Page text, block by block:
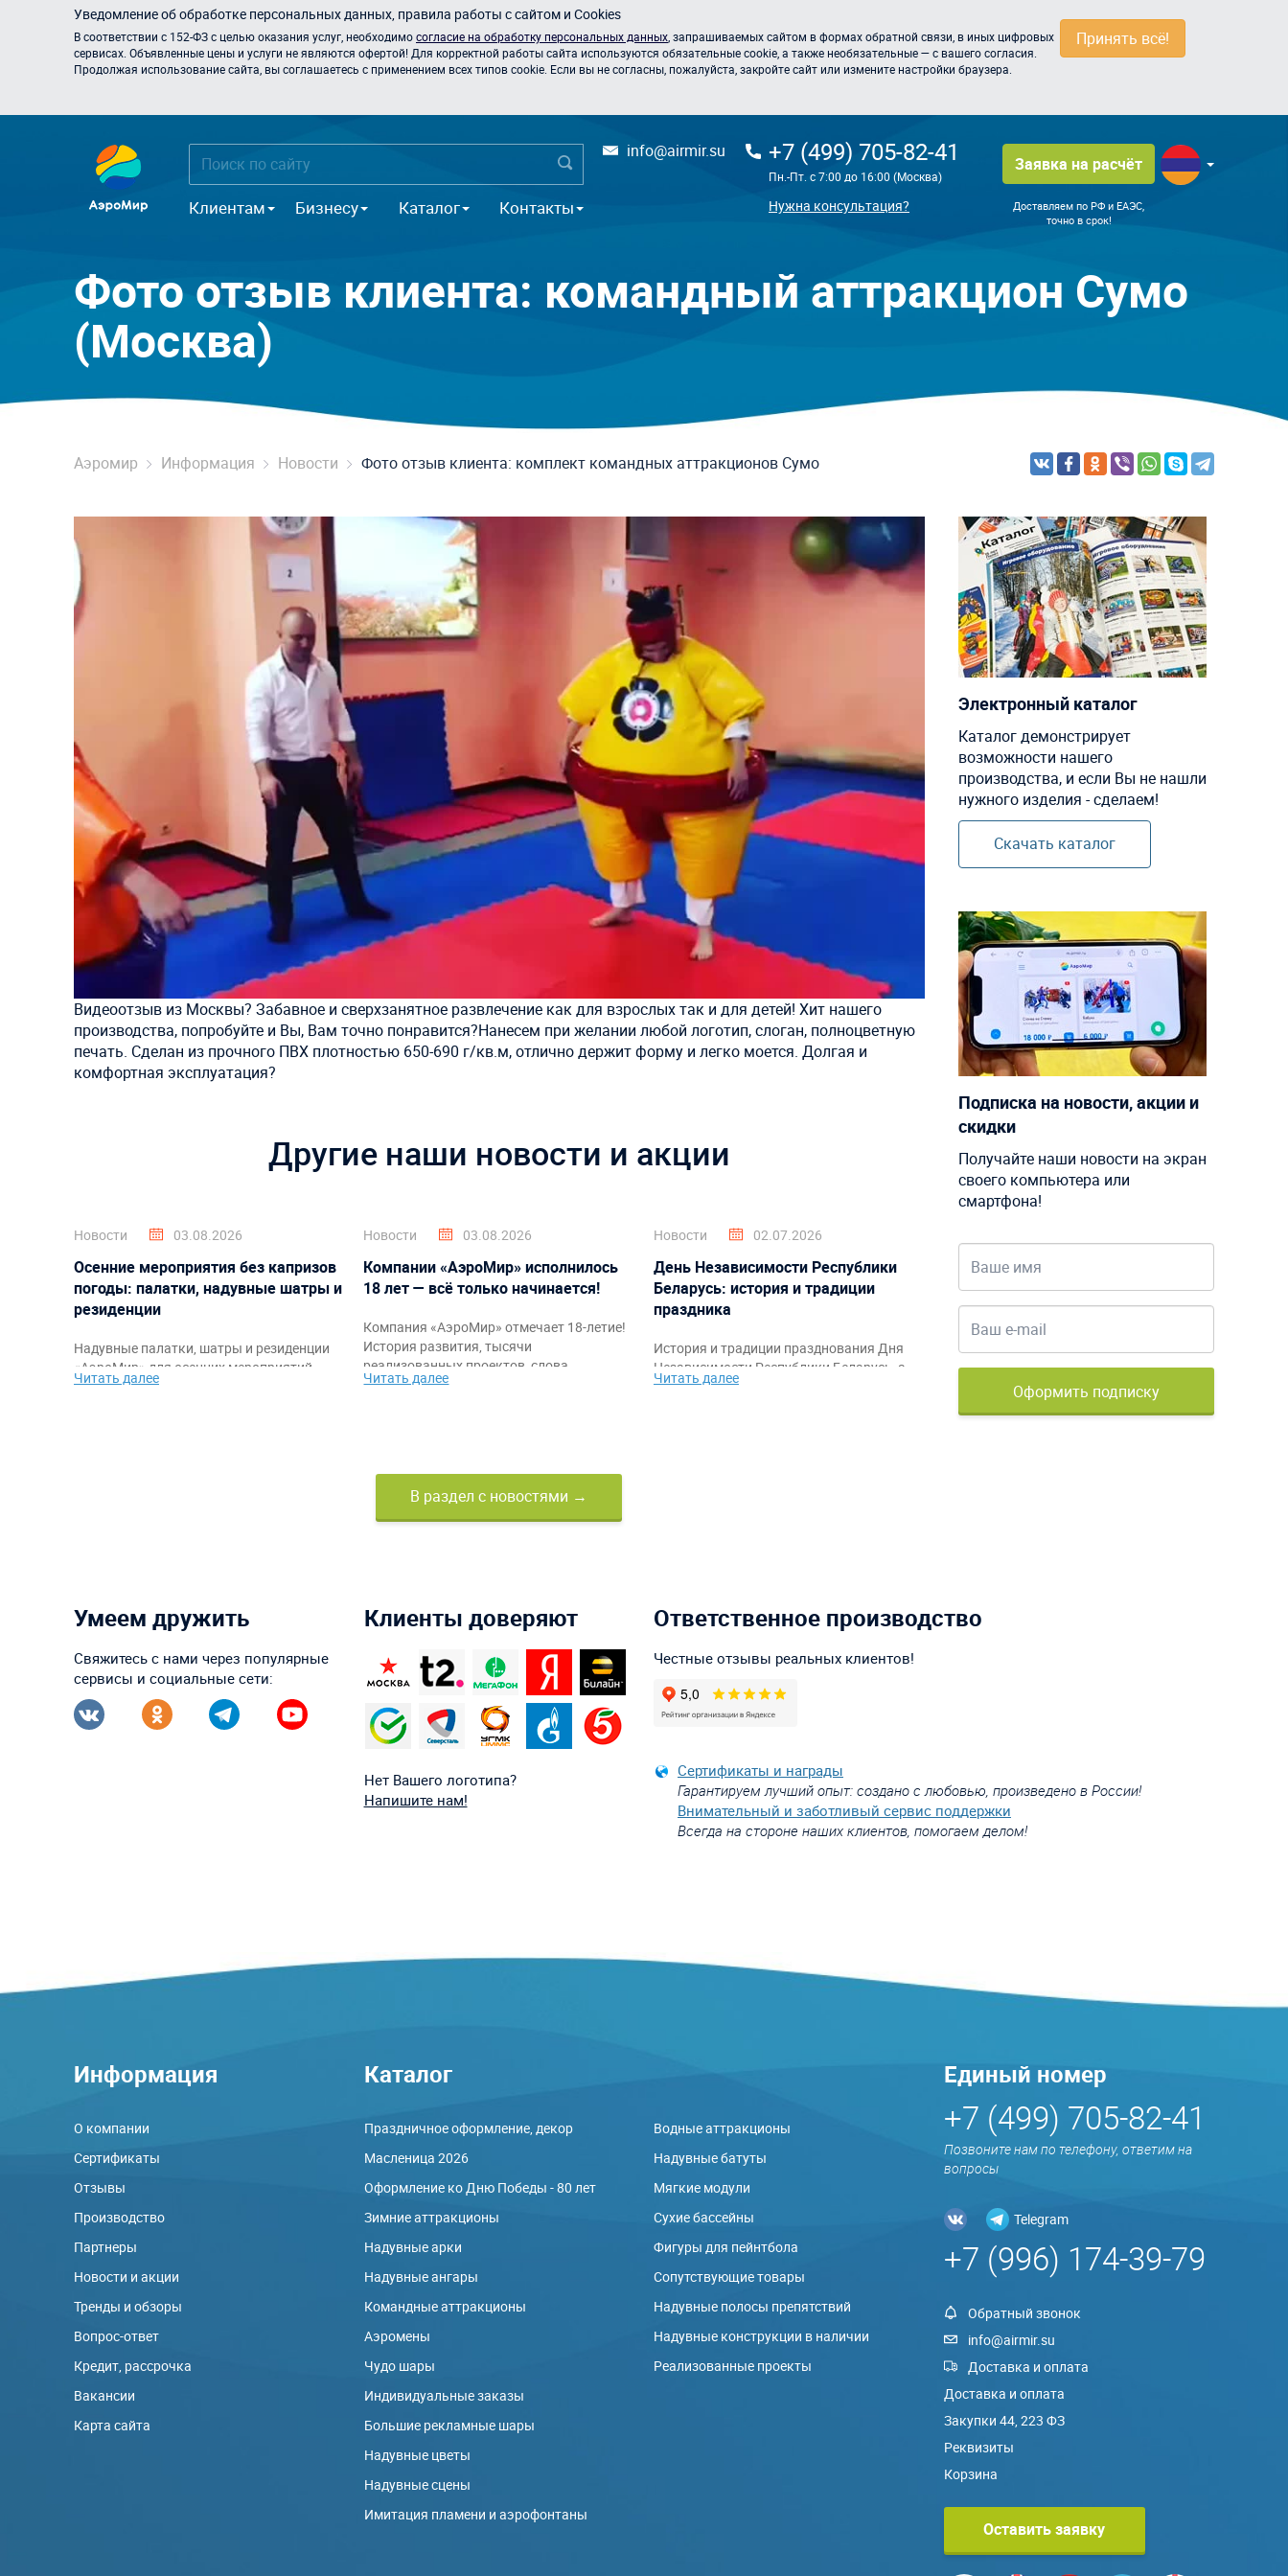
Принять всё!
Уведомление об обработке персональных данных, правила работы с сайтом и Cookies
В соответствии с 152-ФЗ с целью оказания услуг, необходимосогласие на обработку персональных данных , запрашиваемых сайтом в формах обратной связи, в иных цифровых
сервисах. Объявленные цены и услуги не являются офертой! Для корректной работы сайта используются обязательные cookie, а также необязательные — с вашего согласия.
Продолжая использование сайта, вы соглашаетесь с применением всех типов cookie. Если вы не согласны, пожалуйста, закройте сайт или измените настройки браузера.
Клиентам Бизнесу Каталог Контакты
info@airmir.su +7 (499) 705-82-41
Пн.-Пт. с 7:00 до 16:00 (Москва)
Нужна консультация?
Заявка на расчёт
Доставляем по РФ и ЕАЭС,
точно в срок!
Фото отзыв клиента: командный аттракцион Сумо
(Москва)
Аэромир Информация Новости Фото отзыв клиента: комплект командных аттракционов Сумо
Видеоотзыв из Москвы? Забавное и сверхзанятное развлечение как для взрослых так и для детей! Хит нашего
производства, попробуйте и Вы, Вам точно понравится?Нанесем при желании любой логотип, слоган, полноцветную
печать. Сделан из прочного ПВХ плотностью 650-690 г/кв.м, отлично держит форму и легко моется. Долгая и
комфортная эксплуатация?
Другие наши новости и акции
Новости 03.08.2026
Осенние мероприятия без капризов
погоды: палатки, надувные шатры и
резиденции
Надувные палатки, шатры и резиденции
«АэроМир» для осенних мероприятий,
фестивалей, корпоративов, спортивных
Читать далее
Новости 03.08.2026
Компании «АэроМир» исполнилось
18 лет — всё только начинается!
Компания «АэроМир» отмечает 18-летие!
История развития, тысячи
реализованных проектов, слова
благодарности клиентам, партнёрам и
Читать далее
Новости 02.07.2026
День Независимости Республики
Беларусь: история и традиции
праздника
История и традиции празднования Дня
Независимости Республики Беларусь, а
также идеи тематического оформления
Читать далее
В раздел с новостями →
Электронный каталог
Каталог демонстрирует
возможности нашего
производства, и если Вы не нашли
нужного изделия - сделаем!
Скачать каталог
Подписка на новости, акции и
скидки
Получайте наши новости на экран
своего компьютера или
смартфона!
Оформить подписку
Умеем дружить
Свяжитесь с нами через популярные
сервисы и социальные сети:
Клиенты доверяют
Нет Вашего логотипа?
Напишите нам!
Ответственное производство
Честные отзывы реальных клиентов!
Сертификаты и награды
Гарантируем лучший опыт: создано с любовью, произведено в России!
Внимательный и заботливый сервис поддержки
Всегда на стороне наших клиентов, помогаем делом!
Информация
О компании
Сертификаты
Отзывы
Производство
Партнеры
Новости и акции
Тренды и обзоры
Вопрос-ответ
Кредит, рассрочка
Вакансии
Карта сайта
Каталог
Праздничное оформление, декор
Масленица 2026
Оформление ко Дню Победы - 80 лет
Зимние аттракционы
Надувные арки
Надувные ангары
Командные аттракционы
Аэромены
Чудо шары
Индивидуальные заказы
Большие рекламные шары
Надувные цветы
Надувные сцены
Имитация пламени и аэрофонтаны
Водные аттракционы
Надувные батуты
Мягкие модули
Сухие бассейны
Фигуры для пейнтбола
Сопутствующие товары
Надувные полосы препятствий
Надувные конструкции в наличии
Реализованные проекты
Единый номер
+7 (499) 705-82-41
Позвоните нам по телефону, ответим на
вопросы
Telegram
+7 (996) 174-39-79
Обратный звонок
info@airmir.su
Доставка и оплата
Доставка и оплата
Закупки 44, 223 ФЗ
Реквизиты
Корзина
Оставить заявку